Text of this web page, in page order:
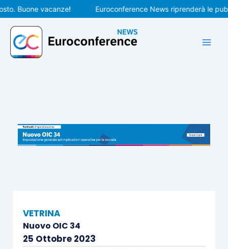
Vai
al
contenuto
vacanze! Euroconference News riprenderà le
VETRINA
Nuovo OIC 34
25 Ottobre 2023